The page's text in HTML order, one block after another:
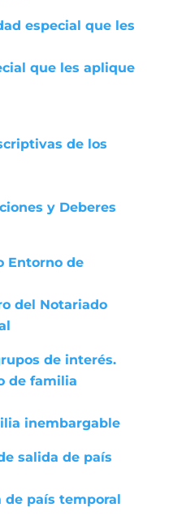
especial que les
que les aplique
de los
y Deberes
Entorno de
del Notariado
de interés.
de familia
inembargable
salida de país
de país temporal